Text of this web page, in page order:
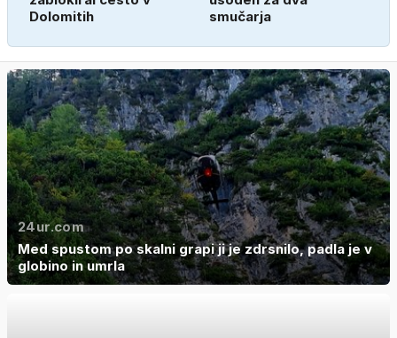
Dolomitih
smučarja
24ur.com
Med spustom po skalni grapi ji je zdrsnilo, padla je v
globino in umrla